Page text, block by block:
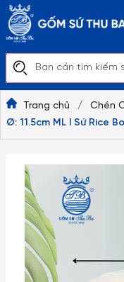
Trang chủ / Chén
Ø: 11.5cm ML I Sứ Rice